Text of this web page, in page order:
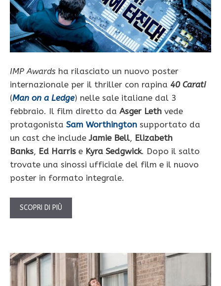
IMP Awards ha rilasciato un nuovo poster
internazionale per il thriller con rapina 40 Carati
(Man on a Ledge) nelle sale italiane dal 3
febbraio. Il film diretto da Asger Leth vede
protagonista Sam Worthington supportato da
un cast che includeJamie Bell, Elizabeth
Banks, Ed Harris e Kyra Sedgwick. Dopo il salto
trovate una sinossi ufficiale del film e il nuovo
poster in formato integrale.
SCOPRI DI PIÙ